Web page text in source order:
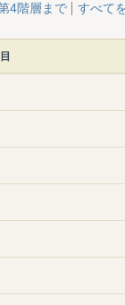
4階層まで すべて